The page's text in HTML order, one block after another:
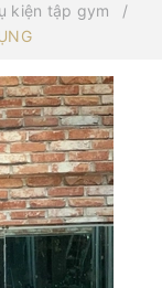
kiện tập gym